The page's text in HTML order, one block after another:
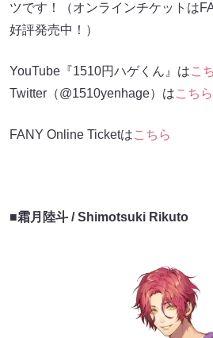
ツです！（オンラインチケットは
好評発売中！）
YouTube『1510円ハゲくん』はこ
Twitter（@1510yenhage）はこちら
FANY Online Ticketはこちら
■霜月陸斗 / Shimotsuki Rikuto